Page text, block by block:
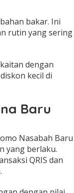
bakar. Ini
rutin yang sering
dengan
kecil di
Baru
Nasabah Baru
yang berlaku.
QRIS dan